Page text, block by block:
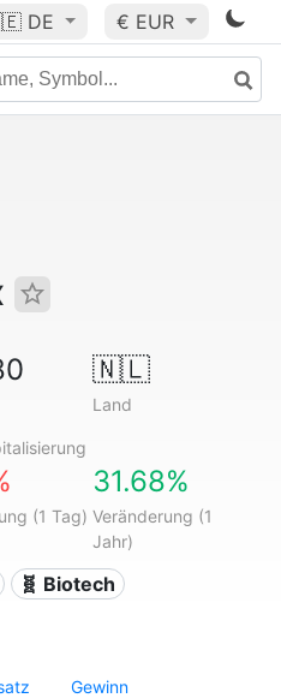
DE € EUR
🇳🇱
Land
(1 Tag)
31.68%
Veränderung (1
Jahr)
🧬 Biotech
Gewinn